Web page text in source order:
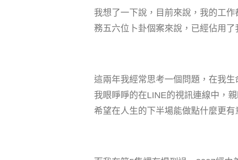
我想了一下說，目前來說，我的工
務五六位卜卦個案來說，已經佔用
這兩年我經常思考一個問題，在我
我眼睜睜的在LINE的視訊連線中，
希望在人生的下半場能做點什麼更